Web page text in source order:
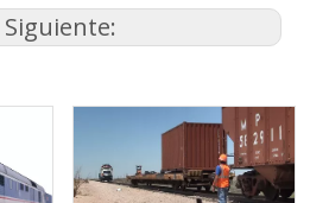
Siguiente: